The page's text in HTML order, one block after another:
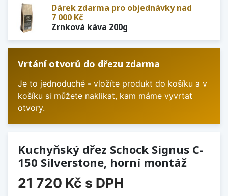
Dárek zdarma pro objednávky nad
7 000 Kč
Zrnková káva 200g
Vrtání otvorů do dřezu zdarma
Je to jednoduché - vložíte produkt do košíku a v
košíku si můžete naklikat, kam máme vyvrtat
otvory.
Kuchyňský dřez Schock Signus C-
150 Silverstone, horní montáž
21 720 Kč s DPH